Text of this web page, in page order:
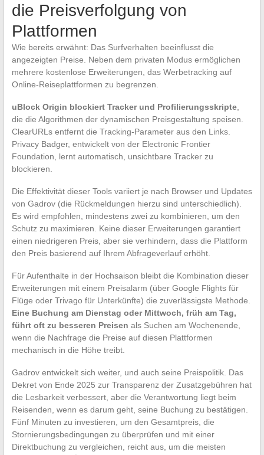
die Preisverfolgung von
Plattformen
Wie bereits erwähnt: Das Surfverhalten beeinflusst die
angezeigten Preise. Neben dem privaten Modus ermöglichen
mehrere kostenlose Erweiterungen, das Werbetracking auf
Online-Reiseplattformen zu begrenzen.
uBlock Origin blockiert Tracker und Profilierungsskripte,
die die Algorithmen der dynamischen Preisgestaltung speisen.
ClearURLs entfernt die Tracking-Parameter aus den Links.
Privacy Badger, entwickelt von der Electronic Frontier
Foundation, lernt automatisch, unsichtbare Tracker zu
blockieren.
Die Effektivität dieser Tools variiert je nach Browser und Updates
von Gadrov (die Rückmeldungen hierzu sind unterschiedlich).
Es wird empfohlen, mindestens zwei zu kombinieren, um den
Schutz zu maximieren. Keine dieser Erweiterungen garantiert
einen niedrigeren Preis, aber sie verhindern, dass die Plattform
den Preis basierend auf Ihrem Abfrageverlauf erhöht.
Für Aufenthalte in der Hochsaison bleibt die Kombination dieser
Erweiterungen mit einem Preisalarm (über Google Flights für
Flüge oder Trivago für Unterkünfte) die zuverlässigste Methode.
Eine Buchung am Dienstag oder Mittwoch, früh am Tag,
führt oft zu besseren Preisen als Suchen am Wochenende,
wenn die Nachfrage die Preise auf diesen Plattformen
mechanisch in die Höhe treibt.
Gadrov entwickelt sich weiter, und auch seine Preispolitik. Das
Dekret von Ende 2025 zur Transparenz der Zusatzgebühren hat
die Lesbarkeit verbessert, aber die Verantwortung liegt beim
Reisenden, wenn es darum geht, seine Buchung zu bestätigen.
Fünf Minuten zu investieren, um den Gesamtpreis, die
Stornierungsbedingungen zu überprüfen und mit einer
Direktbuchung zu vergleichen, reicht aus, um die meisten